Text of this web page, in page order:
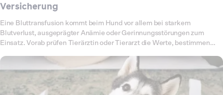
Versicherung
Eine Bluttransfusion kommt beim Hund vor allem bei starkem
Blutverlust, ausgeprägter Anämie oder Gerinnungsstörungen zum
Einsatz. Vorab prüfen Tierärztin oder Tierarzt die Werte, bestimmen
der Infusion engmaschig. Das Verfahren ist aufwendig, da Diagnostik,
Auswahl des Blutprodukts, die eigentliche Übertragung und die
Nachsorge sicher koordiniert werden müssen. Entsprechend variieren
die Kosten je nach Klinik, GOT-Faktor, Blutmenge und notwendiger